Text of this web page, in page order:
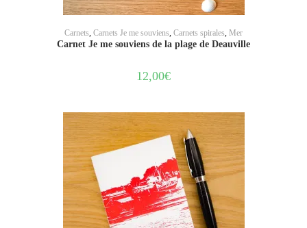
AJOUTER AU PANIER
Carnets Carnets Je me souviens Carnets spirales Mer
Carnet Je me souviens de la plage de Deauville
12,00€